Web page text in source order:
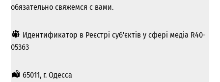
обязательно свяжемся с вами.
Идентификатор в Реєстрі суб'єктів у сфері медіа R40-
05363
65011, г. Одесса